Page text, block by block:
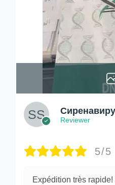
Reviewer
5/5
Expédition très